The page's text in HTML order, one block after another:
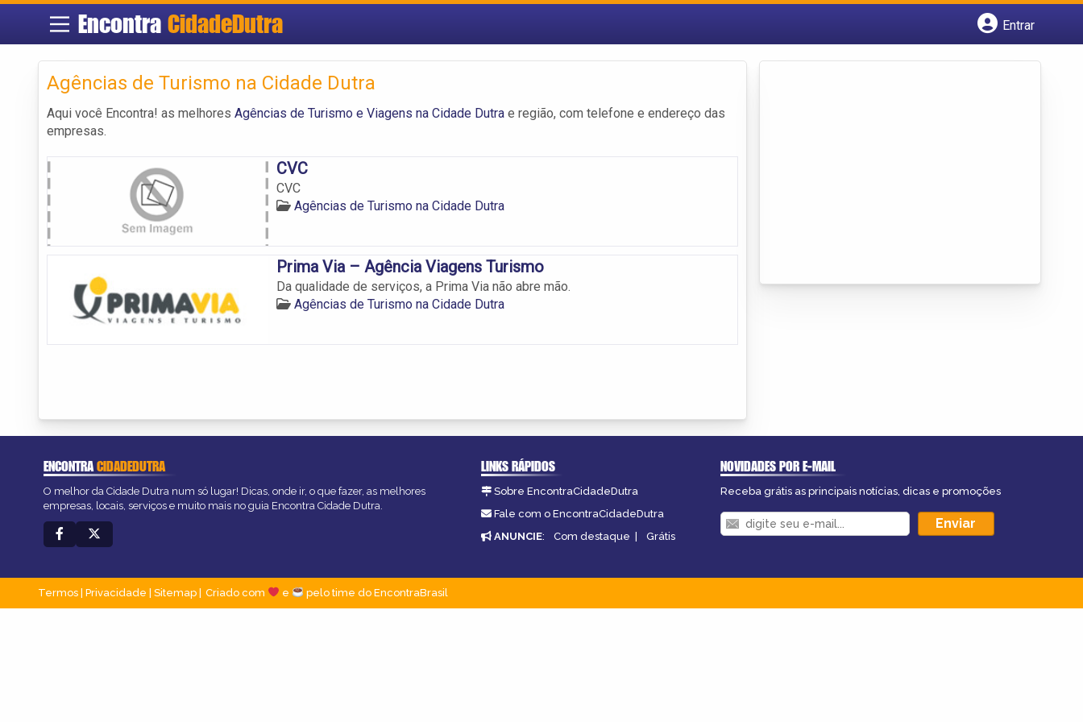
EncontraCidadeDutra
Entrar
Agências de Turismo na Cidade Dutra
Aqui você Encontra! as melhores Agências de Turismo e Viagens na Cidade Dutra e região, com telefone e endereço das
empresas.
CVC
CVC
Agências de Turismo na Cidade Dutra
Prima Via – Agência Viagens Turismo
Da qualidade de serviços, a Prima Via não abre mão.
Agências de Turismo na Cidade Dutra
ENCONTRACIDADEDUTRA
O melhor da Cidade Dutra num só lugar! Dicas, onde ir, o que fazer, as melhores
empresas, locais, serviços e muito mais no guia Encontra Cidade Dutra.
LINKS RÁPIDOS
Sobre EncontraCidadeDutra
Fale com o EncontraCidadeDutra
ANUNCIE: Com destaque | Grátis
NOVIDADES POR E-MAIL
Receba grátis as principais notícias, dicas e promoções
Termos Privacidade Sitemap Criado com e pelo time do EncontraBrasil